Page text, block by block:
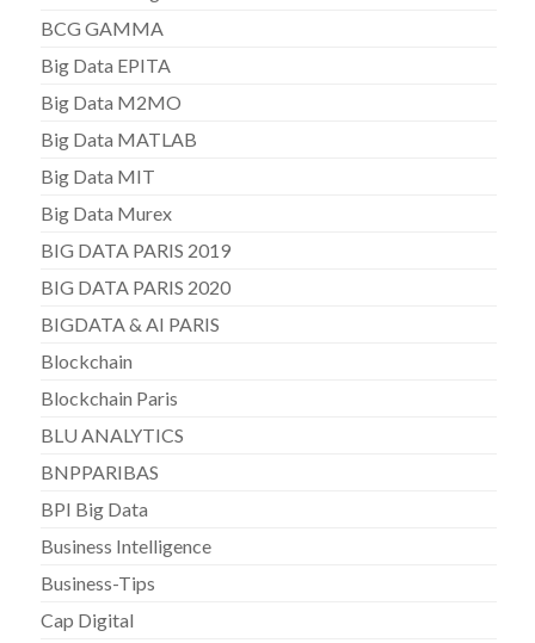
BCG GAMMA
Big Data EPITA
Big Data M2MO
Big Data MATLAB
Big Data MIT
Big Data Murex
BIG DATA PARIS 2019
BIG DATA PARIS 2020
BIGDATA & AI PARIS
Blockchain
Blockchain Paris
BLU ANALYTICS
BNPPARIBAS
BPI Big Data
Business Intelligence
Business-Tips
Cap Digital